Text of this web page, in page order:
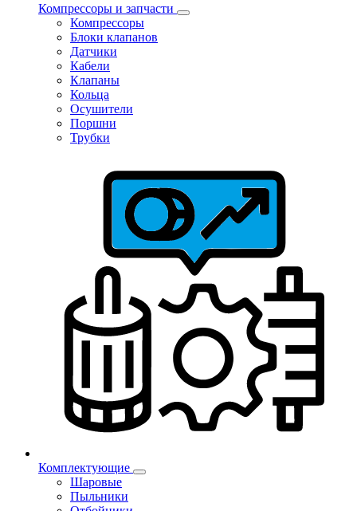
Компрессоры и запчасти
Компрессоры
Блоки клапанов
Датчики
Кабели
Клапаны
Кольца
Осушители
Поршни
Трубки
Комплектующие
Шаровые
Пыльники